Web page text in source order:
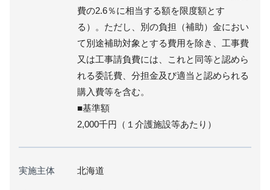
費の2.6％に相当する額を限度額とす
る）。ただし、別の負担（補助）金におい
て別途補助対象とする費用を除き、工事費
又は工事請負費には、これと同等と認めら
れる委託費、分担金及び適当と認められる
購入費等を含む。
■基準額
2,000千円（１介護施設等あたり）
実施主体 北海道